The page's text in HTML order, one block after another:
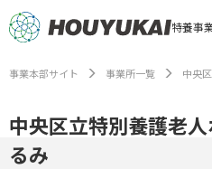
特養事
事業本部サイト 事業所一覧 中央
中央区立特別養護老
るみ